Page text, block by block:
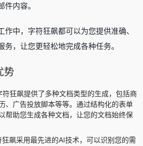
内容。
中，字符狂飙都可以为您提供准确、
，让您更轻松地完成各种任务。
势
狂飙提供了多种文档类型的生成，包括商
、广告投放脚本等等。通过结构化的表单
帮助您生成各种文档，让您的文档始终保
飙采用最先进的AI技术，可以识别您的需